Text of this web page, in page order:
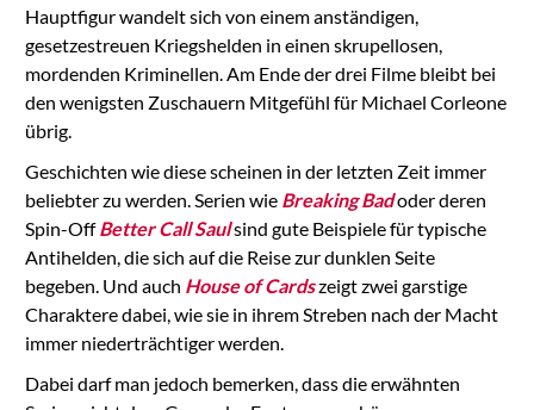
Hauptfigur wandelt sich von einem anständigen,
gesetzestreuen Kriegshelden in einen skrupellosen,
mordenden Kriminellen. Am Ende der drei Filme bleibt bei
den wenigsten Zuschauern Mitgefühl für Michael Corleone
übrig.
Geschichten wie diese scheinen in der letzten Zeit immer
beliebter zu werden. Serien wie Breaking Badoder deren
Spin-OffBetter Call Saulsind gute Beispiele für typische
Antihelden, die sich auf die Reise zur dunklen Seite
begeben. Und auch House of Cardszeigt zwei garstige
Charaktere dabei, wie sie in ihrem Streben nach der Macht
immer niederträchtiger werden.
Dabei darf man jedoch bemerken, dass die erwähnten